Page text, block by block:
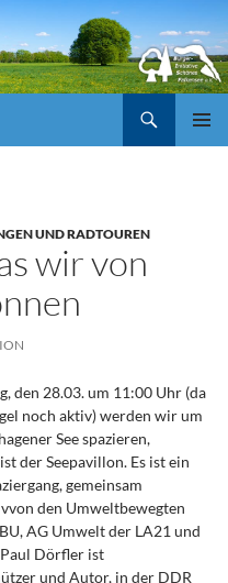
UND RADTOUREN
wir von
den 28.03. um 11:00 Uhr (da
noch aktiv) werden wir um
See spazieren,
der Seepavillon. Es ist ein
gemeinsam
den Umweltbewegten
AG Umwelt der LA21 und
Paul Dörfler ist
und Autor, in der DDR